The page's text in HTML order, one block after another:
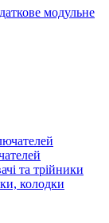
модульне
та трійники
колодки